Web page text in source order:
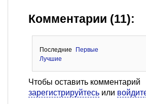
Комментарии (11):
Последние
Первые
Лучшие
Чтобы оставить комментарий
зарегистрируйтесь или